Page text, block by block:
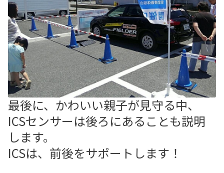
最後に、かわいい親子が見守る中、
ICSセンサーは後ろにあることも説明
します。
ICSは、前後をサポートします！